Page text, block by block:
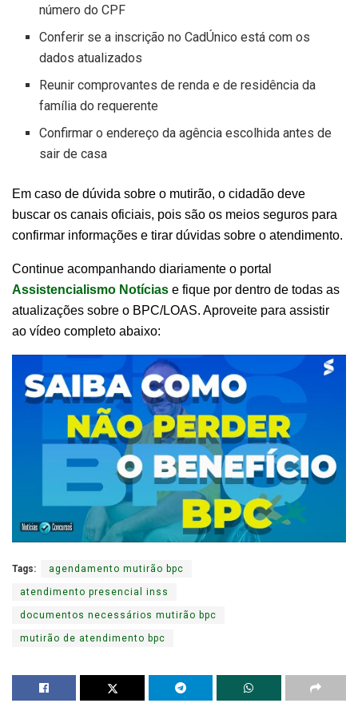
número do CPF
Conferir se a inscrição no CadÚnico está com os
dados atualizados
Reunir comprovantes de renda e de residência da
família do requerente
Confirmar o endereço da agência escolhida antes de
sair de casa
Em caso de dúvida sobre o mutirão, o cidadão deve
buscar os canais oficiais, pois são os meios seguros para
confirmar informações e tirar dúvidas sobre o atendimento.
Continue acompanhando diariamente o portal
Assistencialismo Notícias e fique por dentro de todas as
atualizações sobre o BPC/LOAS. Aproveite para assistir
ao vídeo completo abaixo:
Tags: agendamento mutirão bpc
atendimento presencial inss
documentos necessários mutirão bpc
mutirão de atendimento bpc